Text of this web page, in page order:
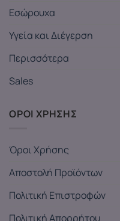
Εσώρουχα
Υγεία και Διέγερση
Περισσότερα
Sales
ΟΡΟΙ ΧΡΗΣΗΣ
Όροι Χρήσης
Αποστολή Προϊόντων
Πολιτική Επιστροφών
Πολιτική Απορρήτου